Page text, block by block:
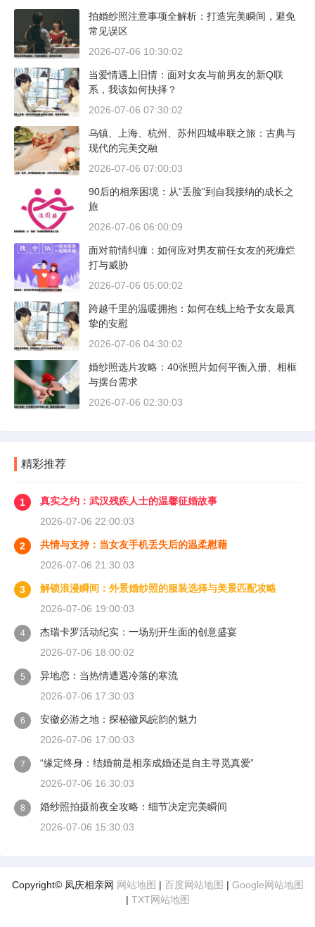
拍婚纱照注意事项全解析：打造完美瞬间，避免
常见误区
2026-07-06 10:30:02
当爱情遇上旧情：面对女友与前男友的新Q联
系，我该如何抉择？
2026-07-06 07:30:02
乌镇、上海、杭州、苏州四城串联之旅：古典与
现代的完美交融
2026-07-06 07:00:03
90后的相亲困境：从“丢脸”到自我接纳的成长之
旅
2026-07-06 06:00:09
面对前情纠缠：如何应对男友前任女友的死缠烂
打与威胁
2026-07-06 05:00:02
跨越千里的温暖拥抱：如何在线上给予女友最真
挚的安慰
2026-07-06 04:30:02
婚纱照选片攻略：40张照片如何平衡入册、相框
与摆台需求
2026-07-06 02:30:03
精彩推荐
1
真实之约：武汉残疾人士的温馨征婚故事
2026-07-06 22:00:03
2
共情与支持：当女友手机丢失后的温柔慰藉
2026-07-06 21:30:03
3
解锁浪漫瞬间：外景婚纱照的服装选择与美景匹配攻略
2026-07-06 19:00:03
4
杰瑞卡罗活动纪实：一场别开生面的创意盛宴
2026-07-06 18:00:02
5
异地恋：当热情遭遇冷落的寒流
2026-07-06 17:30:03
6
安徽必游之地：探秘徽风皖韵的魅力
2026-07-06 17:00:03
7
“缘定终身：结婚前是相亲成婚还是自主寻觅真爱”
2026-07-06 16:30:03
8
婚纱照拍摄前夜全攻略：细节决定完美瞬间
2026-07-06 15:30:03
Copyright© 凤庆相亲网 网站地图 | 百度网站地图 | Google网站地图
| TXT网站地图